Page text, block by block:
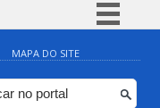
Simplifique!
Comunica BR
MAPA DO SITE